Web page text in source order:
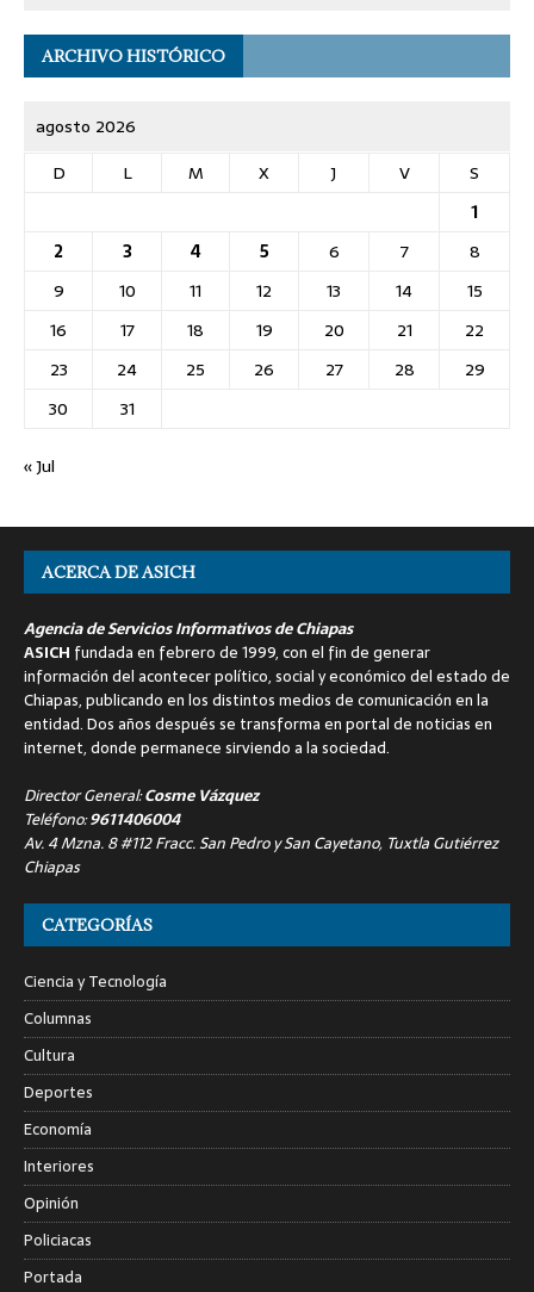
ARCHIVO HISTÓRICO
agosto 2026
D
L M X J V
S
1
2
3 4 5 6 7
8
9
10 11 12 13 14
15
16
17 18 19 20 21
22
23
24 25 26 27 28
29
30
31
« Jul
ACERCA DE ASICH
Agencia de Servicios Informativos de Chiapas
ASICH fundada en febrero de 1999, con el fin de generar
información del acontecer político, social y económico del estado de
Chiapas, publicando en los distintos medios de comunicación en la
entidad. Dos años después se transforma en portal de noticias en
internet, donde permanece sirviendo a la sociedad.
Director General:Cosme Vázquez
Teléfono:9611406004
Av. 4 Mzna. 8 #112 Fracc. San Pedro y San Cayetano, Tuxtla Gutiérrez
Chiapas
CATEGORÍAS
Ciencia y Tecnología
Columnas
Cultura
Deportes
Economía
Interiores
Opinión
Policiacas
Portada